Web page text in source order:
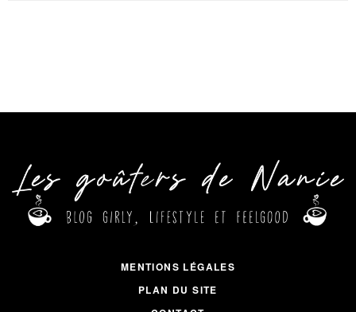
MENTIONS LÉGALES
PLAN DU SITE